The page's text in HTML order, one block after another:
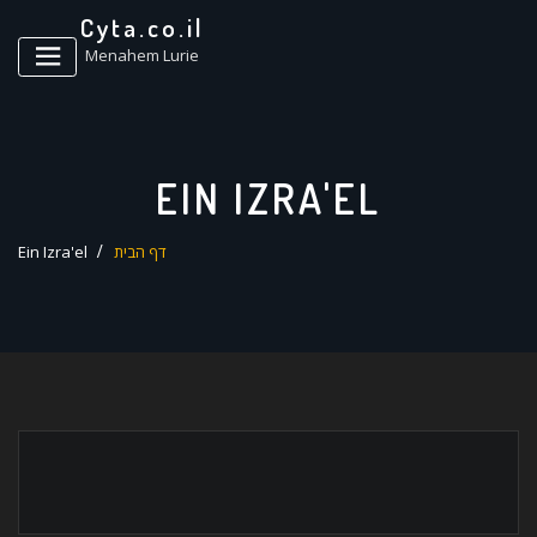
Cyta.co.il
Menahem Lurie
EIN IZRA'EL
דף הבית Ein Izra'el